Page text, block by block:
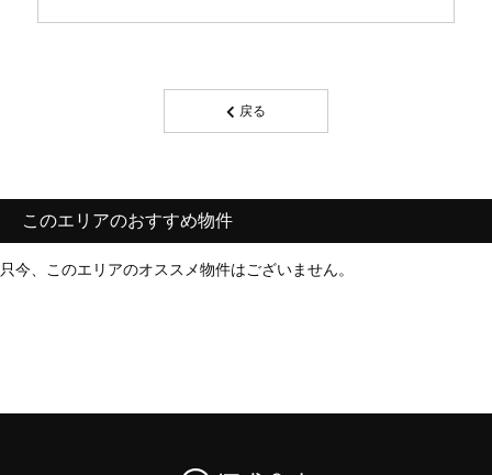
戻る
このエリアのおすすめ物件
只今、このエリアのオススメ物件はございません。